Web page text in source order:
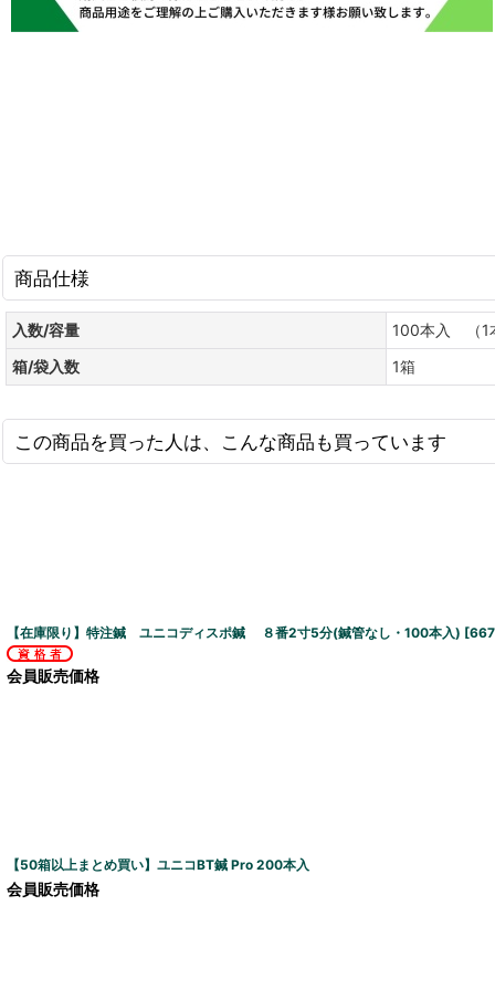
商品仕様
入数/容量
100本入 （1
箱/袋入数
1箱
この商品を買った人は、こんな商品も買っています
【在庫限り】特注鍼 ユニコディスポ鍼 ８番2寸5分(鍼管なし・100本入) [
会員販売価格
【50箱以上まとめ買い】ユニコBT鍼 Pro 200本入
会員販売価格